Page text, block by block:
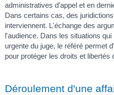
administratives d'appel et en
Dans certains cas, des
interviennent. L'échange des
l'audience. Dans les situations
urgente du juge, le référé permet
pour protéger les droits et libertés
Déroulement d'une